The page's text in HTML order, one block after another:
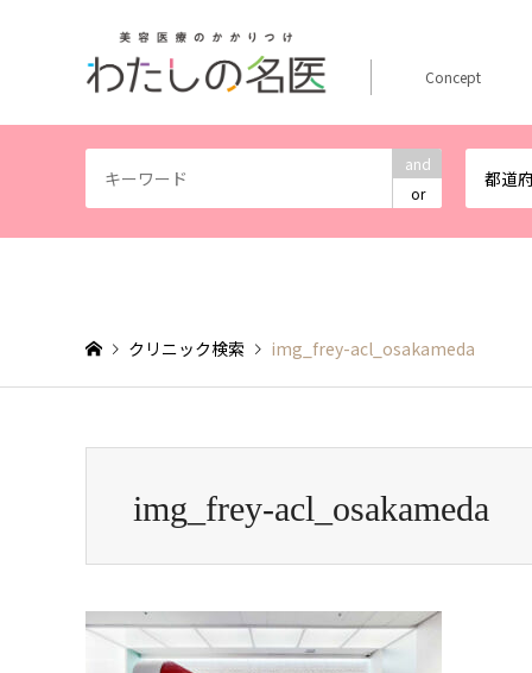
and
or
都道
Concept
クリニック検索 img_frey-acl_osakameda
img_frey-acl_osakameda